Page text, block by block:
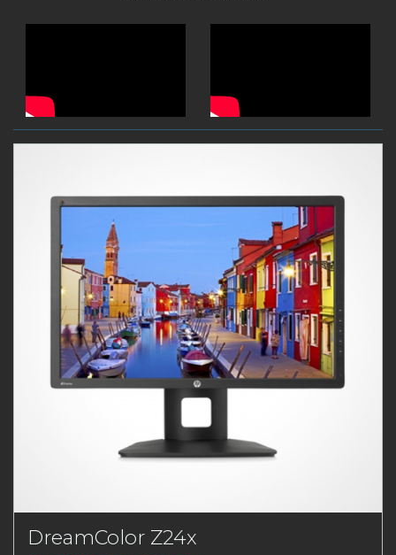
DreamColor Z24x